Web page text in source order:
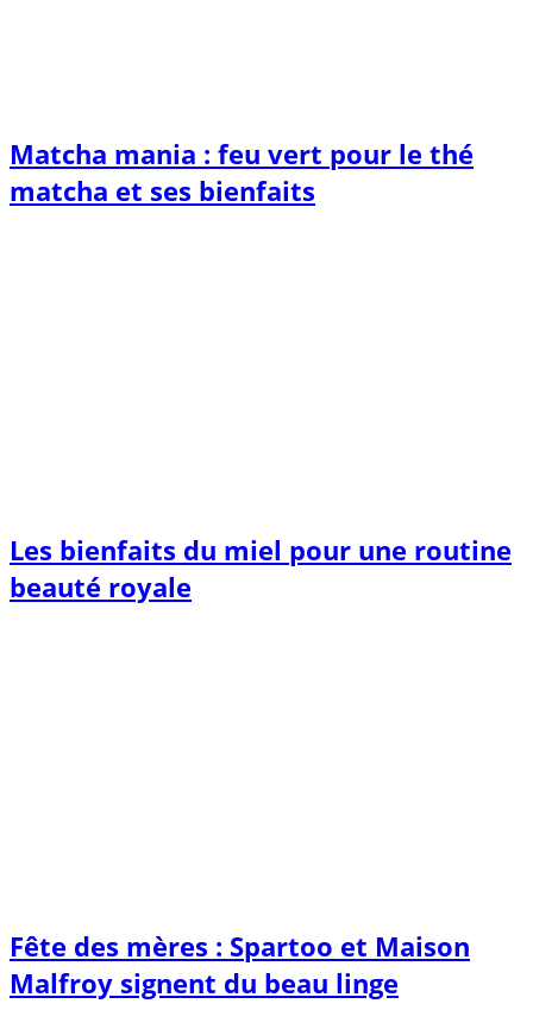
Matcha mania : feu vert pour le thé
matcha et ses bienfaits
Les bienfaits du miel pour une routine
beauté royale
Fête des mères : Spartoo et Maison
Malfroy signent du beau linge